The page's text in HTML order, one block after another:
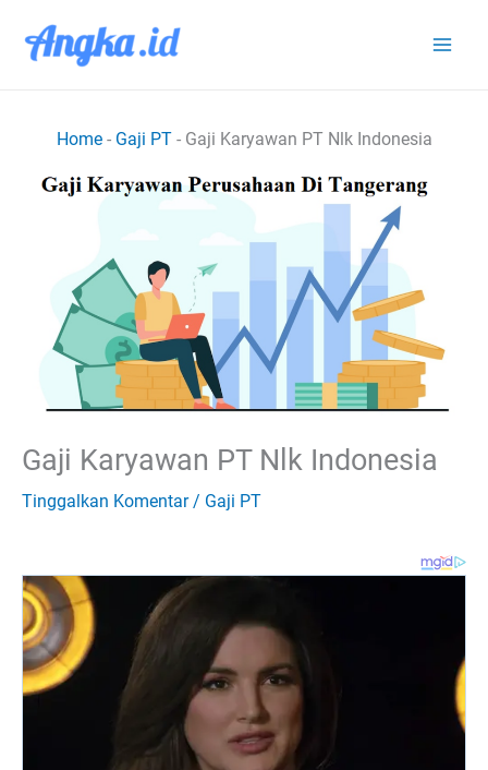
Home- Gaji PT- Gaji Karyawan PT Nlk Indonesia
Gaji Karyawan PT Nlk Indonesia
Tinggalkan Komentar / Gaji PT